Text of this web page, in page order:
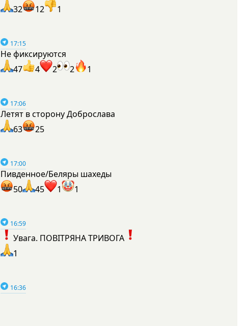
32
12 1
17:15
Не фиксируются
47
4 2 2 1
17:06
Летят в сторону Доброслава
63
25
17:00
Пивденное/Беляры шахеды
50
45 1 1
16:59
Увага. ПОВІТРЯНА ТРИВОГА
1
16:36